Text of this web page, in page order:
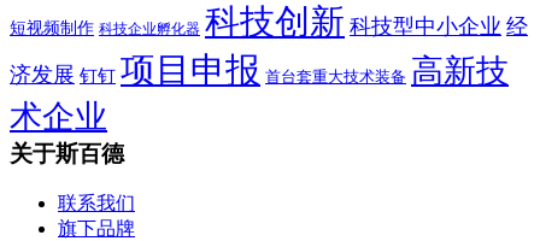
短视频制作 科技企业孵化器 科技创新 科技型中小企业 经
济发展 钉钉 项目申报 首台套重大技术装备 高新技
术企业
关于斯百德
联系我们
旗下品牌